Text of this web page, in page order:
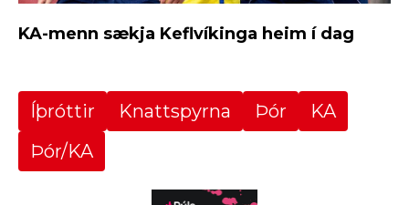
KA-menn sækja Keflvíkinga heim í dag
Íþróttir Knattspyrna Þór
KA
Þór/KA